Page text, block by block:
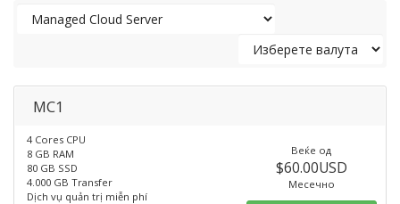
MC1
4 Cores CPU
8 GB RAM
80 GB SSD
4.000 GB Transfer
Dịch vụ quản trị miễn phí
Веќе од
$60.00USD
Месечно